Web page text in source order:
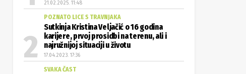
21.02.2025. 11:48
POZNATO LICE S TRAVNJAKA
Sutkinja Kristina Veljačić o 16 godina
karijere, prvoj prosidbi na terenu, ali i
najružnijoj situaciji u životu
17.04.2023. 17:36
SVAKA ČAST